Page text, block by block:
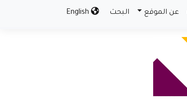
عن الموقع البحث